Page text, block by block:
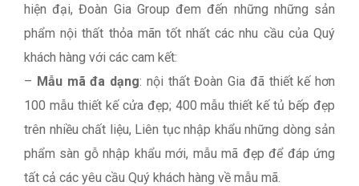
hiện đại, Đoàn Gia Group đem đến những những sản
phẩm nội thất thỏa mãn tốt nhất các nhu cầu của Quý
khách hàng với các cam kết:
– Mẫu mã đa dạng: nội thất Đoàn Gia đã thiết kế hơn
100 mẫu thiết kế cửa đẹp; 400 mẫu thiết kế tủ bếp đẹp
trên nhiều chất liệu, Liên tục nhập khẩu những dòng sản
phẩm sàn gỗ nhập khẩu mới, mẫu mã đẹp để đáp ứng
tất cả các yêu cầu Quý khách hàng về mẫu mã.